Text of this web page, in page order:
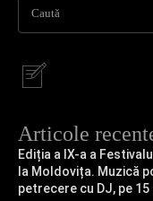
Caută
Articole
Ediția a IX-a a
la Moldovița. Muzică
petrecere cu DJ, pe 15